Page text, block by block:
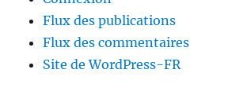
Flux des publications
Flux des commentaires
Site de WordPress-FR